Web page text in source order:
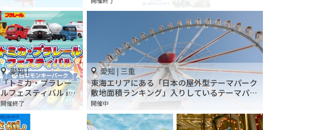
愛知 |
THE
」ジェイアー
古屋タカシマヤで
終了
愛知 | 三重
エリアにある「日
愛知 |
「トミカ・プラレー
ルフェスティバル in
日本モンキーパー
ク」開催
開催終了
愛知 | 三重
東海エリアにある「日本の屋外型テーマパーク
敷地面積ランキング」入りしているテーマパー
ク！
開催中